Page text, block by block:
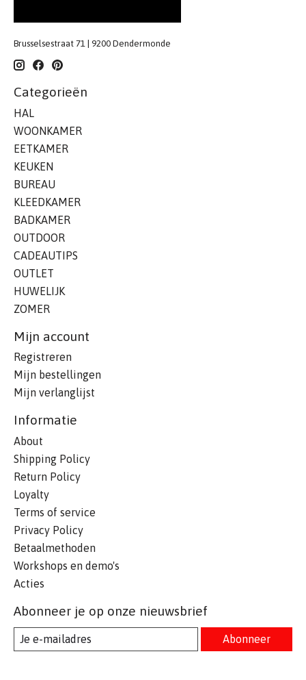
Brusselsestraat 71 | 9200 Dendermonde
Categorieën
HAL
WOONKAMER
EETKAMER
KEUKEN
BUREAU
KLEEDKAMER
BADKAMER
OUTDOOR
CADEAUTIPS
OUTLET
HUWELIJK
ZOMER
Mijn account
Registreren
Mijn bestellingen
Mijn verlanglijst
Informatie
About
Shipping Policy
Return Policy
Loyalty
Terms of service
Privacy Policy
Betaalmethoden
Workshops en demo's
Acties
Abonneer je op onze nieuwsbrief
Abonneer